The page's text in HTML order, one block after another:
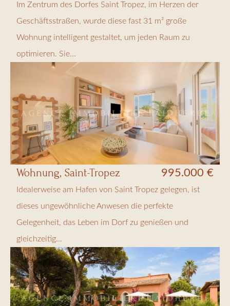
Im Zentrum des Dorfes Saint Tropez, im Herzen der
Geschäftsstraßen, wurde diese fast 31 m² große
Wohnung intelligent gestaltet, um jeden Raum zu
optimieren. Sie...
Wohnung, Saint-Tropez 995.000 €
Idealerweise am Hafen von Saint Tropez gelegen, ist
dieses ungewöhnliche Anwesen die perfekte
Gelegenheit, das Leben im Dorf zu genießen und
gleichzeitig...